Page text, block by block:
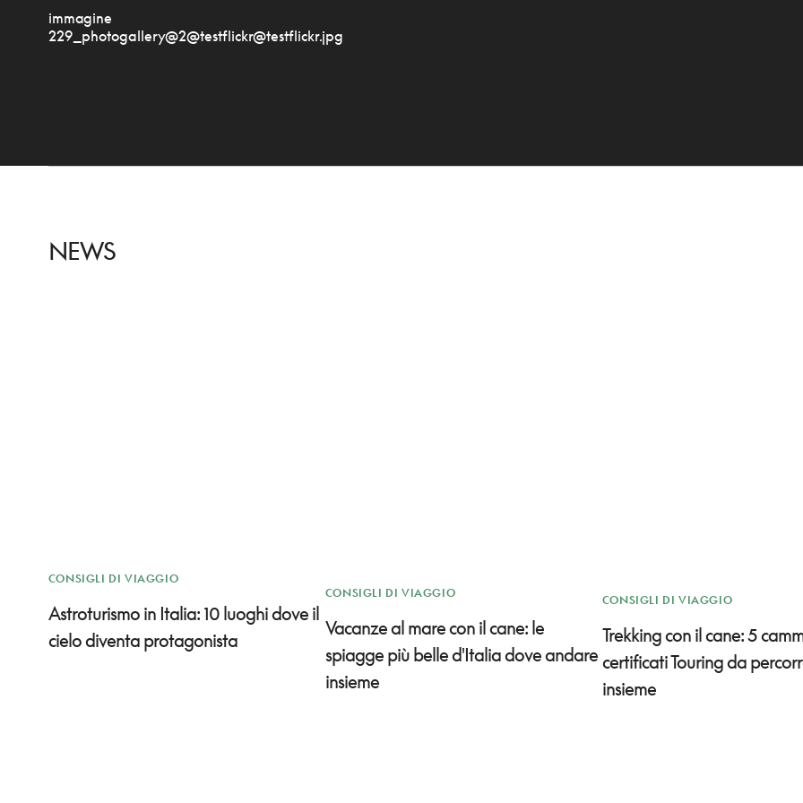
immagine
229_photogallery@2@testflickr@testflickr.jpg
NEWS
CONSIGLI DI VIAGGIO
Astroturismo in Italia: 10 luoghi dove il
cielo diventa protagonista
CONSIGLI DI VIAGGIO
Vacanze al mare con il cane: le
spiagge più belle d'Italia dove andare
insieme
CONSIGLI DI VIAGGIO
Trekking con il cane: 5
certificati Touring da
insieme